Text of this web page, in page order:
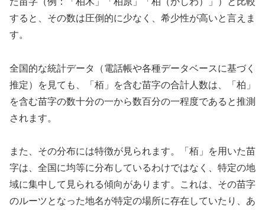
すると、その数は圧倒的に少なく、希少性が高いと言えま
す。
全国的な統計データ（電話帳や各種データベースに基づく
推定）を見ても、「栢」を含む苗字の合計人数は、「柏」
を含む苗字の数十分の一から数百分の一程度であると推測
されます。
また、その分布には特徴が見られます。「栢」を用いた苗
字は、全国に均等に分布しているわけではなく、特定の地
域に集中して見られる傾向があります。これは、その苗字
のルーツとなった地名が特定の場所に存在していたり、あ